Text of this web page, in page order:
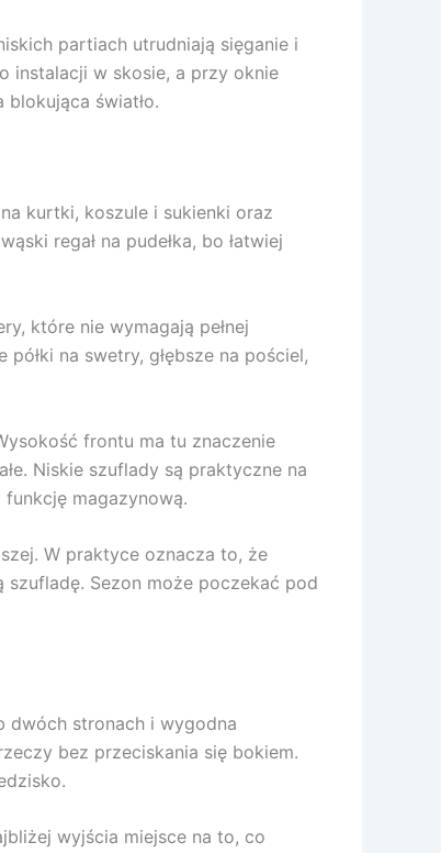
partiach utrudniają sięganie i
instalacji w skosie, a przy oknie
światło.
kurtki, koszule i sukienki oraz
regał na pudełka, bo łatwiej
które nie wymagają pełnej
na swetry, głębsze na pościel,
frontu ma tu znaczenie
Niskie szuflady są praktyczne na
magazynową.
W praktyce oznacza to, że
Sezon może poczekać pod
dwóch stronach i wygodna
bez przeciskania się bokiem.
wyjścia miejsce na to, co